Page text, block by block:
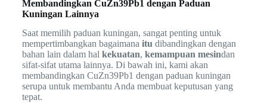
Membandingkan CuZn39Pb1 dengan Paduan
Kuningan Lainnya
Saat memilih paduan kuningan, sangat penting untuk
mempertimbangkan bagaimana itu dibandingkan dengan
bahan lain dalam hal kekuatan, kemampuan mesindan
sifat-sifat utama lainnya. Di bawah ini, kami akan
membandingkan CuZn39Pb1 dengan paduan kuningan
serupa untuk membantu Anda membuat keputusan yang
tepat.